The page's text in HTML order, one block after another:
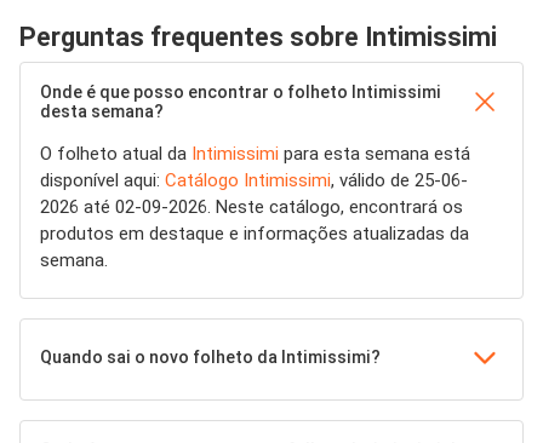
Perguntas frequentes sobre Intimissimi
Onde é que posso encontrar o folheto Intimissimi
desta semana?
O folheto atual da Intimissimi para esta semana está
disponível aqui: Catálogo Intimissimi, válido de 25-06-
2026 até 02-09-2026. Neste catálogo, encontrará os
produtos em destaque e informações atualizadas da
semana.
Quando sai o novo folheto da Intimissimi?